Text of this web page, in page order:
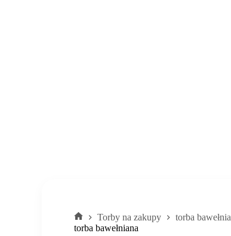
Strona
Torby na zakupy
torba
torba bawełniana